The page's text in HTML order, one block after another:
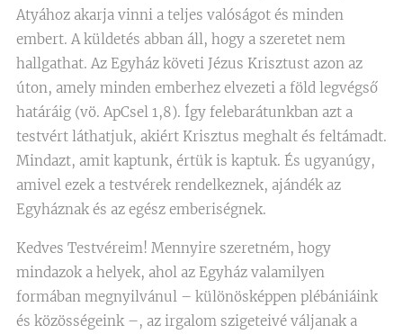
Atyához akarja vinni a teljes valóságot és minden
embert. A küldetés abban áll, hogy a szeretet nem
hallgathat. Az Egyház követi Jézus Krisztust azon az
úton, amely minden emberhez elvezeti a föld legvégső
határáig (vö. ApCsel 1,8). Így felebarátunkban azt a
testvért láthatjuk, akiért Krisztus meghalt és feltámadt.
Mindazt, amit kaptunk, értük is kaptuk. És ugyanúgy,
amivel ezek a testvérek rendelkeznek, ajándék az
Egyháznak és az egész emberiségnek.
Kedves Testvéreim! Mennyire szeretném, hogy
mindazok a helyek, ahol az Egyház valamilyen
formában megnyilvánul – különösképpen plébániáink
és közösségeink –, az irgalom szigeteivé váljanak a